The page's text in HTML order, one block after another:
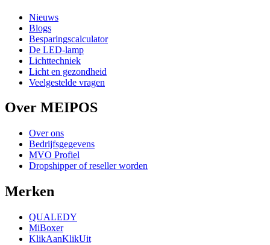
Nieuws
Blogs
Besparingscalculator
De LED-lamp
Lichttechniek
Licht en gezondheid
Veelgestelde vragen
Over MEIPOS
Over ons
Bedrijfsgegevens
MVO Profiel
Dropshipper of reseller worden
Merken
QUALEDY
MiBoxer
KlikAanKlikUit